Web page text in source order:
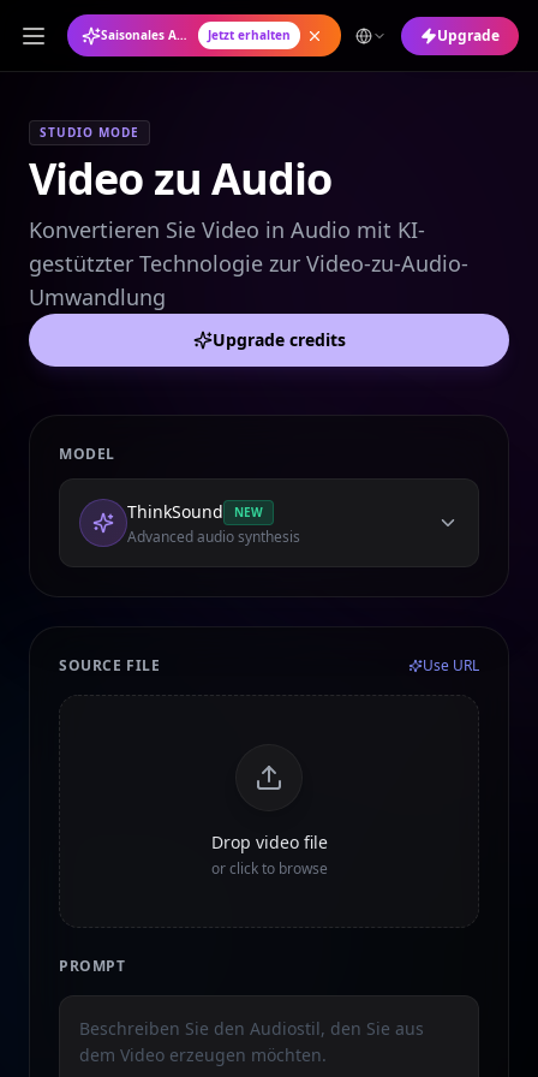
Saisonales Angebot: Jahresabo mit 50 % Rabatt Jetzt erhalten Upgrade
STUDIO MODE
Video zu Audio
Konvertieren Sie Video in Audio mit KI-
gestützter Technologie zur Video-zu-Audio-
Umwandlung
Upgrade credits
MODEL
ThinkSound NEW
Advanced audio synthesis
SOURCE FILE Use URL
Drop video file
or click to browse
PROMPT